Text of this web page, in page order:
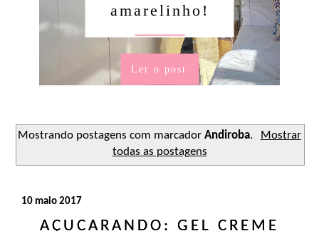
amarelinho!
Ler o post
Mostrando postagens com marcadorAndiroba.
Mostrar
todas as postagens
10 maio 2017
AÇUCARANDO: GEL CREME